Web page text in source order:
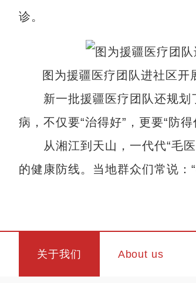
诊。
图为援疆医疗团队进社区开
新一批援疆医疗团队还规划
病，不仅要“治得好”，更要“防得
从湘江到天山，一代代“毛医
的健康防线。当地群众们常说：
关于我们 About us